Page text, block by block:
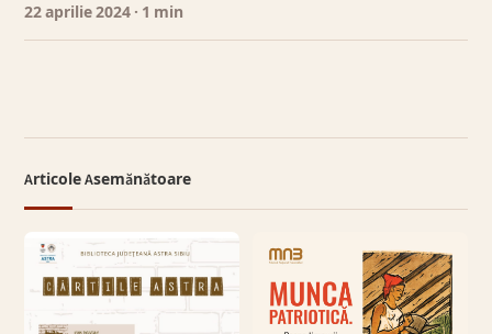
22 aprilie 2024 · 1 min
Articole Asemănătoare